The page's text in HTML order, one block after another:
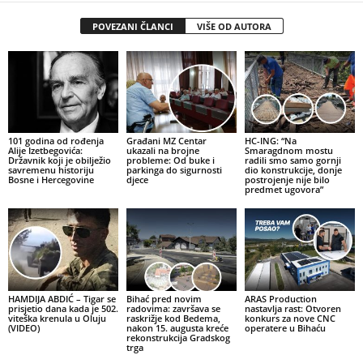
POVEZANI ČLANCI VIŠE OD AUTORA
101 godina od rođenja
Alije Izetbegovića:
Državnik koji je obilježio
savremenu historiju
Bosne i Hercegovine
Građani MZ Centar
ukazali na brojne
probleme: Od buke i
parkinga do sigurnosti
djece
HC-ING: “Na
Smaragdnom mostu
radili smo samo gornji
dio konstrukcije, donje
postrojenje nije bilo
predmet ugovora”
HAMDIJA ABDIĆ – Tigar se
prisjetio dana kada je 502.
viteška krenula u Oluju
(VIDEO)
Bihać pred novim
radovima: završava se
raskrižje kod Bedema,
nakon 15. augusta kreće
rekonstrukcija Gradskog
trga
ARAS Production
nastavlja rast: Otvoren
konkurs za nove CNC
operatere u Bihaću